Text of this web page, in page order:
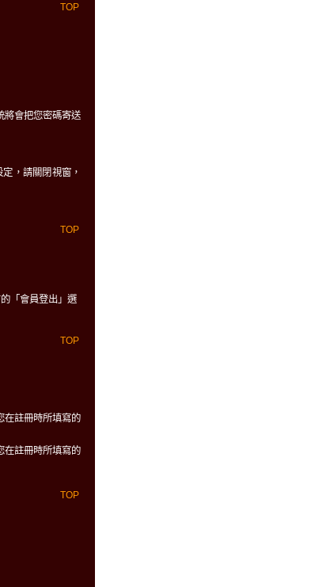
TOP
將會把您密碼寄送
，請關閉視窗，
TOP
「會員登出」選
TOP
在註冊時所填寫的
在註冊時所填寫的
TOP